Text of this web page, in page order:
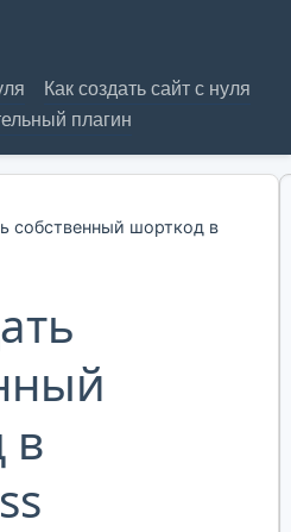
Как создать сайт с нуля
плагин
собственный шорткод в
в